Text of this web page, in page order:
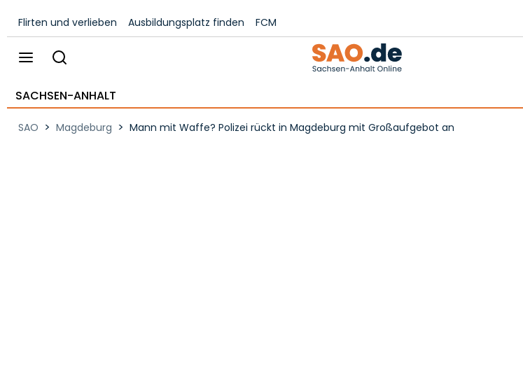
Flirten und verlieben Ausbildungsplatz finden FCM
SACHSEN-ANHALT
SAO > Magdeburg > Mann mit Waffe? Polizei rückt in Magdeburg mit Großaufgebot an